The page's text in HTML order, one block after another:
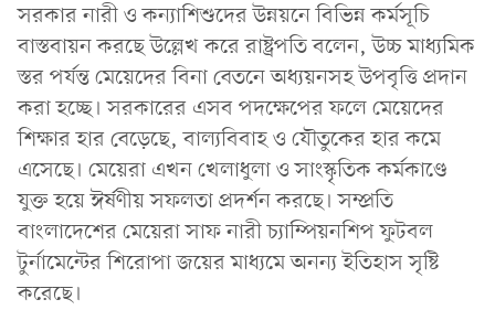
সরকার নারী ও কন্যাশিশুদের উন্নয়নে বিভিন্ন কর্মসূচি
বাস্তবায়ন করছে উল্লেখ করে রাষ্ট্রপতি বলেন, উচ্চ মাধ্যমিক
স্তর পর্যন্ত মেয়েদের বিনা বেতনে অধ্যয়নসহ উপবৃত্তি প্রদান
করা হচ্ছে। সরকারের এসব পদক্ষেপের ফলে মেয়েদের
শিক্ষার হার বেড়েছে, বাল্যবিবাহ ও যৌতুকের হার কমে
এসেছে। মেয়েরা এখন খেলাধুলা ও সাংস্কৃতিক কর্মকাণ্ডে
যুক্ত হয়ে ঈর্ষণীয় সফলতা প্রদর্শন করছে। সম্প্রতি
বাংলাদেশের মেয়েরা সাফ নারী চ্যাম্পিয়নশিপ ফুটবল
টুর্নামেন্টের শিরোপা জয়ের মাধ্যমে অনন্য ইতিহাস সৃষ্টি
করেছে।